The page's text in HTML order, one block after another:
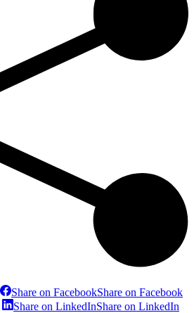
Share on FacebookShare on Facebook
Share on LinkedInShare on LinkedIn